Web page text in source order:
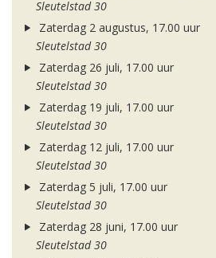
Sleutelstad 30
Zaterdag 2 augustus, 17.00 uur
Sleutelstad 30
Zaterdag 26 juli, 17.00 uur
Sleutelstad 30
Zaterdag 19 juli, 17.00 uur
Sleutelstad 30
Zaterdag 12 juli, 17.00 uur
Sleutelstad 30
Zaterdag 5 juli, 17.00 uur
Sleutelstad 30
Zaterdag 28 juni, 17.00 uur
Sleutelstad 30